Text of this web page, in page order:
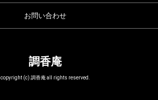
お問い合わせ
調香庵
copyright (c) 調香庵 all rights reserved.